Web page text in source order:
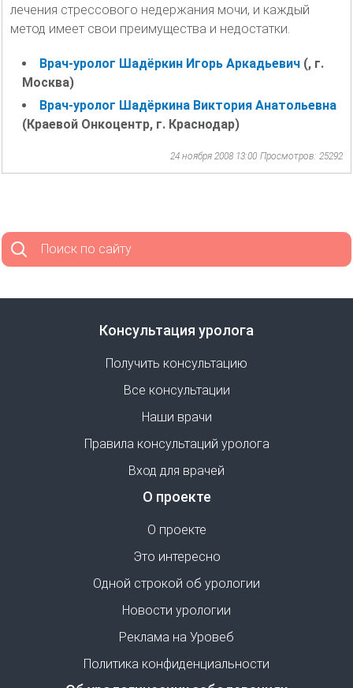
лечения стрессового недержания мочи, и каждый
метод имеет свои преимущества и недостатки.
Врач-уролог Шадёркин Игорь Аркадьевич (, г.
Москва)
Врач-уролог Шадёркина Виктория Анатольевна
(Краевой Онкоцентр, г. Краснодар)
24 ноября 2008 13:00 Просмотров: 25292
Поиск по сайту
Консультация уролога
Получить консультацию
Все консультации
Наши врачи
Правила консультаций уролога
Вход для врачей
О проекте
О проекте
Это интересно
Одной строкой об урологии
Новости урологии
Реклама на Уровеб
Политика конфиденциальности